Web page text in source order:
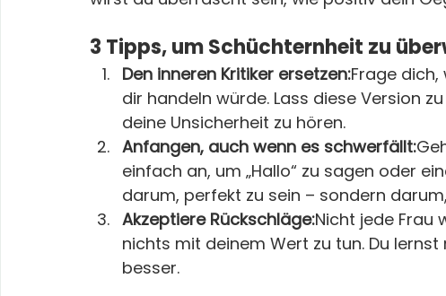
3 Tipps, um Schüchternheit zu
Den inneren Kritiker ersetzen:Frage
dir handeln würde. Lass diese Version
deine Unsicherheit zu hören.
Anfangen, auch wenn es schwerfällt:
einfach an, um „Hallo“ zu sagen oder
darum, perfekt zu sein – sondern
Akzeptiere Rückschläge:Nicht jede Frau
nichts mit deinem Wert zu tun. Du
besser.